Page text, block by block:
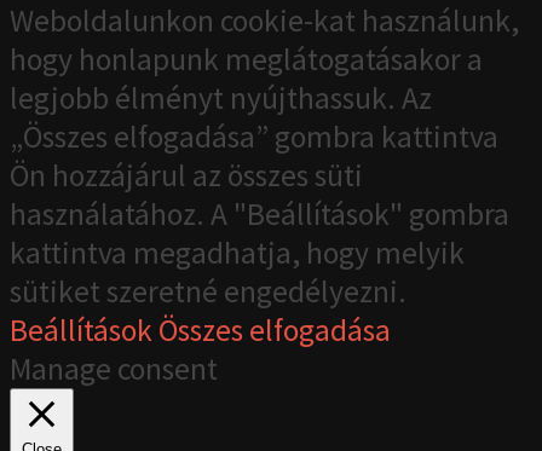
Weboldalunkon cookie-kat használunk,
hogy honlapunk meglátogatásakor a
legjobb élményt nyújthassuk. Az
„Összes elfogadása” gombra kattintva
Ön hozzájárul az összes süti
használatához. A "Beállítások" gombra
kattintva megadhatja, hogy melyik
sütiket szeretné engedélyezni.
BeállításokÖsszes elfogadása
Manage consent